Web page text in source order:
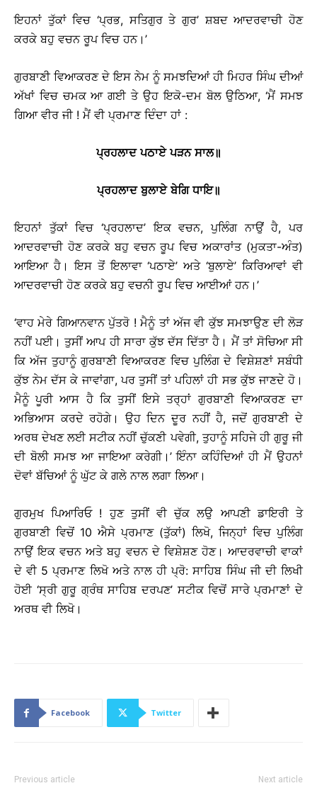
ਇਹਨਾਂ ਤੁੱਕਾਂ ਵਿਚ ‘ਪ੍ਰਭ, ਸਤਿਗੁਰ ਤੇ ਗੁਰ’ ਸ਼ਬਦ ਆਦਰਵਾਚੀ ਹੋਣ
ਕਰਕੇ ਬਹੁ ਵਚਨ ਰੂਪ ਵਿਚ ਹਨ।’
ਗੁਰਬਾਣੀ ਵਿਆਕਰਣ ਦੇ ਇਸ ਨੇਮ ਨੂੰ ਸਮਝਦਿਆਂ ਹੀ ਮਿਹਰ ਸਿੰਘ ਦੀਆਂ
ਅੱਖਾਂ ਵਿਚ ਚਮਕ ਆ ਗਈ ਤੇ ਉਹ ਇਕੋ-ਦਮ ਬੋਲ ਉਠਿਆ, ‘ਮੈਂ ਸਮਝ
ਗਿਆ ਵੀਰ ਜੀ ! ਮੈਂ ਵੀ ਪ੍ਰਮਾਣ ਦਿੰਦਾ ਹਾਂ :
ਪ੍ਰਹਲਾਦ ਪਠਾਏ ਪੜਨ ਸਾਲ॥
ਪ੍ਰਹਲਾਦ ਬੁਲਾਏ ਬੇਗਿ ਧਾਇ॥
ਇਹਨਾਂ ਤੁੱਕਾਂ ਵਿਚ ‘ਪ੍ਰਹਲਾਦ’ ਇਕ ਵਚਨ, ਪੁਲਿੰਗ ਨਾਉਂ ਹੈ, ਪਰ
ਆਦਰਵਾਚੀ ਹੋਣ ਕਰਕੇ ਬਹੁ ਵਚਨ ਰੂਪ ਵਿਚ ਅਕਾਰਾਂਤ (ਮੁਕਤਾ-ਅੰਤ)
ਆਇਆ ਹੈ। ਇਸ ਤੋਂ ਇਲਾਵਾ ‘ਪਠਾਏ’ ਅਤੇ ‘ਬੁਲਾਏ’ ਕਿਰਿਆਵਾਂ ਵੀ
ਆਦਰਵਾਚੀ ਹੋਣ ਕਰਕੇ ਬਹੁ ਵਚਨੀ ਰੂਪ ਵਿਚ ਆਈਆਂ ਹਨ।’
‘ਵਾਹ ਮੇਰੇ ਗਿਆਨਵਾਨ ਪੁੱਤਰੋ ! ਮੈਨੂੰ ਤਾਂ ਅੱਜ ਵੀ ਕੁੱਝ ਸਮਝਾਉਣ ਦੀ ਲੋੜ
ਨਹੀਂ ਪਈ। ਤੁਸੀਂ ਆਪ ਹੀ ਸਾਰਾ ਕੁੱਝ ਦੱਸ ਦਿੱਤਾ ਹੈ। ਮੈਂ ਤਾਂ ਸੋਚਿਆ ਸੀ
ਕਿ ਅੱਜ ਤੁਹਾਨੂੰ ਗੁਰਬਾਣੀ ਵਿਆਕਰਣ ਵਿਚ ਪੁਲਿੰਗ ਦੇ ਵਿਸ਼ੇਸ਼ਣਾਂ ਸਬੰਧੀ
ਕੁੱਝ ਨੇਮ ਦੱਸ ਕੇ ਜਾਵਾਂਗਾ, ਪਰ ਤੁਸੀਂ ਤਾਂ ਪਹਿਲਾਂ ਹੀ ਸਭ ਕੁੱਝ ਜਾਣਦੇ ਹੋ।
ਮੈਨੂੰ ਪੂਰੀ ਆਸ ਹੈ ਕਿ ਤੁਸੀਂ ਇਸੇ ਤਰ੍ਹਾਂ ਗੁਰਬਾਣੀ ਵਿਆਕਰਣ ਦਾ
ਅਭਿਆਸ ਕਰਦੇ ਰਹੋਗੇ। ਉਹ ਦਿਨ ਦੂਰ ਨਹੀਂ ਹੈ, ਜਦੋਂ ਗੁਰਬਾਣੀ ਦੇ
ਅਰਥ ਦੇਖਣ ਲਈ ਸਟੀਕ ਨਹੀਂ ਚੁੱਕਣੀ ਪਵੇਗੀ, ਤੁਹਾਨੂੰ ਸਹਿਜੇ ਹੀ ਗੁਰੂ ਜੀ
ਦੀ ਬੋਲੀ ਸਮਝ ਆ ਜਾਇਆ ਕਰੇਗੀ।’ ਇੰਨਾ ਕਹਿੰਦਿਆਂ ਹੀ ਮੈਂ ਉਹਨਾਂ
ਦੋਵਾਂ ਬੱਚਿਆਂ ਨੂੰ ਘੁੱਟ ਕੇ ਗਲੇ ਨਾਲ ਲਗਾ ਲਿਆ।
ਗੁਰਮੁਖ ਪਿਆਰਿਓ ! ਹੁਣ ਤੁਸੀਂ ਵੀ ਚੁੱਕ ਲਉ ਆਪਣੀ ਡਾਇਰੀ ਤੇ
ਗੁਰਬਾਣੀ ਵਿਚੋਂ 10 ਐਸੇ ਪ੍ਰਮਾਣ (ਤੁੱਕਾਂ) ਲਿਖੋ, ਜਿਨ੍ਹਾਂ ਵਿਚ ਪੁਲਿੰਗ
ਨਾਉਂ ਇਕ ਵਚਨ ਅਤੇ ਬਹੁ ਵਚਨ ਦੇ ਵਿਸ਼ੇਸ਼ਣ ਹੋਣ। ਆਦਰਵਾਚੀ ਵਾਕਾਂ
ਦੇ ਵੀ 5 ਪ੍ਰਮਾਣ ਲਿਖੋ ਅਤੇ ਨਾਲ ਹੀ ਪ੍ਰੋ: ਸਾਹਿਬ ਸਿੰਘ ਜੀ ਦੀ ਲਿਖੀ
ਹੋਈ ‘ਸ੍ਰੀ ਗੁਰੂ ਗ੍ਰੰਥ ਸਾਹਿਬ ਦਰਪਣ’ ਸਟੀਕ ਵਿਚੋਂ ਸਾਰੇ ਪ੍ਰਮਾਣਾਂ ਦੇ
ਅਰਥ ਵੀ ਲਿਖੋ।
Facebook Twitter
Previous article Next article